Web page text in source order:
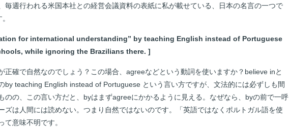
週行われる米国本社との経営会議資料の表紙に私が載せている、日本の名言の一つで
for international understanding” by teaching English instead of Portuguese
while ignoring the Brazilians there. ]
確で自然なのでしょう？この場合、agreeなどという動詞を使いますか？believe inと
by teaching English instead of Portuguese という言い方ですが、文法的には必ずしも間
のの、この言い方だと、byはまずagreeにかかるように見える。なぜなら、byの前で一呼
ズは人間には読めない。つまり自然ではないのです。「英語ではなくポルトガル語を使
て意味不明です。